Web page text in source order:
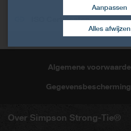
ISO Certificaten
Algemene
Gegevensbescherming
Over Simpson Strong-Tie®
Alles afwijzen
Toestemming
Aanpassen